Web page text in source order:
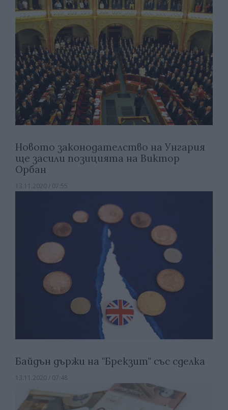
Новото законодателство на Унгария
ще засили позицията на Виктор
Орбан
13.11.2020 / 07:55
Байдън държи на "Брекзит" със сделка
13.11.2020 / 07:48